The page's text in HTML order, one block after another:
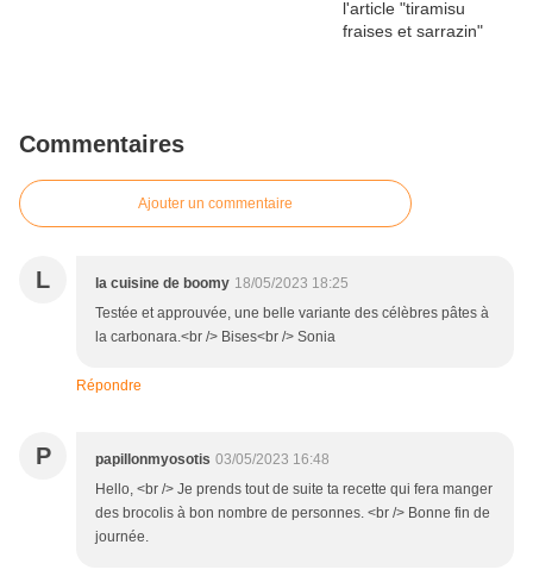
Commentaires
Ajouter un commentaire
L la cuisine de boomy 18/05/2023 18:25
Testée et approuvée, une belle variante des célèbres pâtes à
la carbonara.<br /> Bises<br /> Sonia
Répondre
P papillonmyosotis 03/05/2023 16:48
Hello, <br /> Je prends tout de suite ta recette qui fera manger
des brocolis à bon nombre de personnes. <br /> Bonne fin de
journée.